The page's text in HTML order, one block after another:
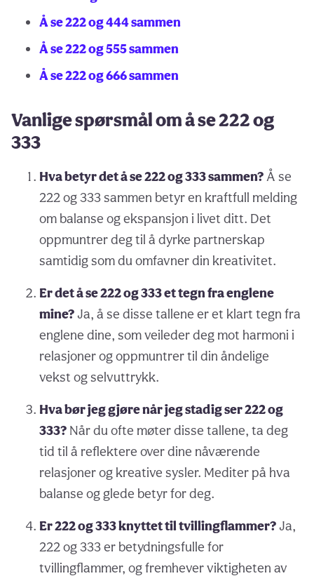
Å se 222 og 444 sammen
Å se 222 og 555 sammen
Å se 222 og 666 sammen
Vanlige spørsmål om å se 222 og
333
Hva betyr det å se 222 og 333 sammen? Å se
222 og 333 sammen betyr en kraftfull melding
om balanse og ekspansjon i livet ditt. Det
oppmuntrer deg til å dyrke partnerskap
samtidig som du omfavner din kreativitet.
Er det å se 222 og 333 et tegn fra englene
mine?Ja, å se disse tallene er et klart tegn fra
englene dine, som veileder deg mot harmoni i
relasjoner og oppmuntrer til din åndelige
vekst og selvuttrykk.
Hva bør jeg gjøre når jeg stadig ser 222 og
333? Når du ofte møter disse tallene, ta deg
tid til å reflektere over dine nåværende
relasjoner og kreative sysler. Mediter på hva
balanse og glede betyr for deg.
Er 222 og 333 knyttet til tvillingflammer?Ja,
222 og 333 er betydningsfulle for
tvillingflammer, og fremhever viktigheten av